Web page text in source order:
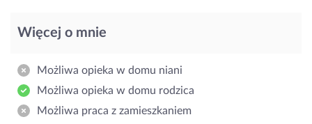
Więcej o mnie
Możliwa opieka w domu niani
Możliwa opieka w domu rodzica
Możliwa praca z zamieszkaniem